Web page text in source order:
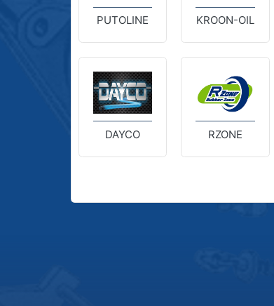
PUTOLINE KROON-OIL
DAYCO RZONE